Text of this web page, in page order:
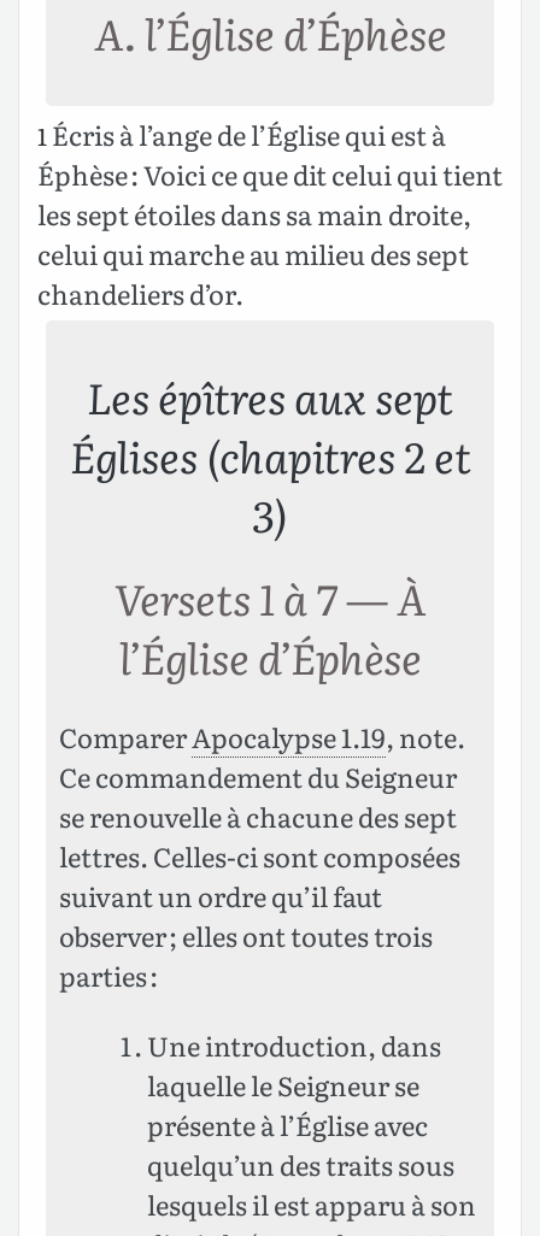
A. l’Église d’Éphèse
1 Écris à l’ange de l’Église qui est à
Éphèse : Voici ce que dit celui qui tient
les sept étoiles dans sa main droite,
celui qui marche au milieu des sept
chandeliers d’or.
Les épîtres aux sept
Églises (chapitres 2 et
3)
Versets 1 à 7 — À
l’Église d’Éphèse
ComparerApocalypse 1.19, note.
Ce commandement du Seigneur
se renouvelle à chacune des sept
lettres. Celles-ci sont composées
suivant un ordre qu’il faut
observer ; elles ont toutes trois
parties :
Une introduction, dans
laquelle le Seigneur se
présente à l’Église avec
quelqu’un des traits sous
lesquels il est apparu à son